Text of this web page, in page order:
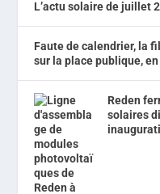
L’actu solaire de juillet
Faute de calendrier, la
sur la place publique,
Reden
solaires